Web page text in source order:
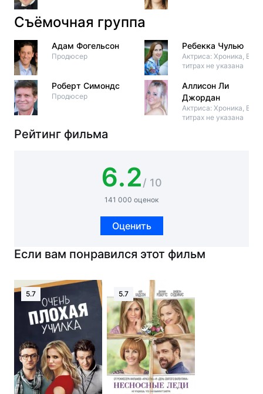
Съёмочная группа
Адам Фогельсон
Продюсер
Роберт Симондс
Продюсер
Ребекка Чулью
Актриса: Хроника, В
титрах не указана
Аллисон Ли
Джордан
Актриса: Хроника, В
титрах не указана
Рейтинг фильма
6.2/ 10
141 000 оценок
Оценить
Если вам понравился этот фильм
5.7 5.7